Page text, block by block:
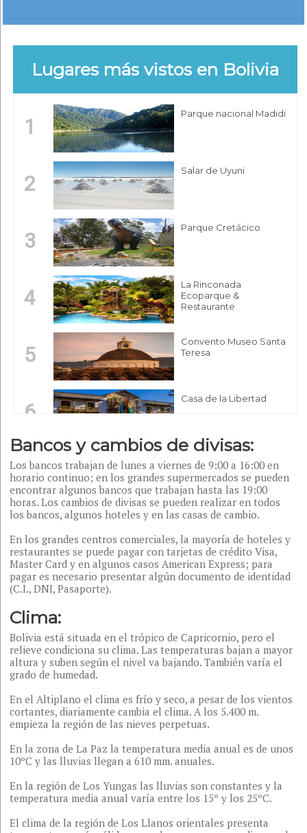
Lugares más vistos en Bolivia
1
Parque nacional Madidi
2
Salar de Uyuni
3
Parque Cretácico
4
La Rinconada
Ecoparque &
Restaurante
5
Convento Museo Santa
Teresa
6
Casa de la Libertad
7
Moneda
8
Parque Mariscal Andrés
9
Isla del Sol
10
Bancos y cambios de divisas:
Los bancos trabajan de lunes a viernes de 9:00 a 16:00 en
horario continuo; en los grandes supermercados se pueden
encontrar algunos bancos que trabajan hasta las 19:00
horas. Los cambios de divisas se pueden realizar en todos
los bancos, algunos hoteles y en las casas de cambio.
En los grandes centros comerciales, la mayoría de hoteles y
restaurantes se puede pagar con tarjetas de crédito Visa,
Master Card y en algunos casos American Express; para
pagar es necesario presentar algún documento de identidad
(C.I., DNI, Pasaporte).
Clima:
Bolivia está situada en el trópico de Capricornio, pero el
relieve condiciona su clima. Las temperaturas bajan a mayor
altura y suben según el nivel va bajando. También varía el
grado de humedad.
En el Altiplano el clima es frío y seco, a pesar de los vientos
cortantes, diariamente cambia el clima. A los 5.400 m.
empieza la región de las nieves perpetuas.
En la zona de La Paz la temperatura media anual es de unos
10ºC y las lluvias llegan a 610 mm. anuales.
En la región de Los Yungas las lluvias son constantes y la
temperatura media anual varía entre los 15º y los 25ºC.
El clima de la región de Los Llanos orientales presenta